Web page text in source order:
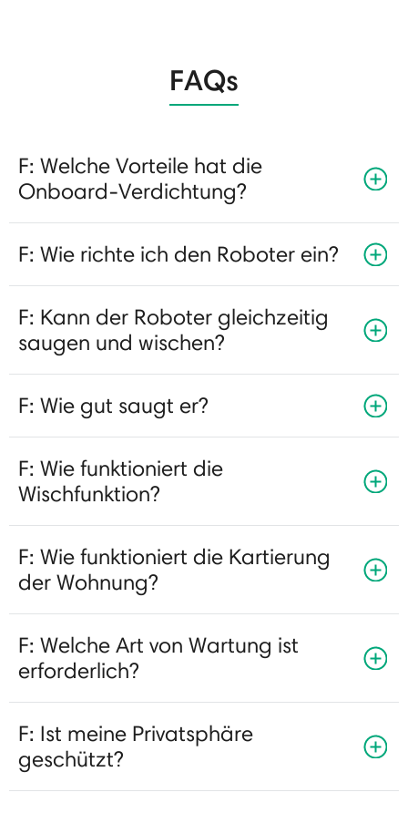
FAQs
F: Welche Vorteile hat die
Onboard-Verdichtung?
F: Wie richte ich den Roboter ein?
F: Kann der Roboter gleichzeitig
saugen und wischen?
F: Wie gut saugt er?
F: Wie funktioniert die
Wischfunktion?
F: Wie funktioniert die Kartierung
der Wohnung?
F: Welche Art von Wartung ist
erforderlich?
F: Ist meine Privatsphäre
geschützt?